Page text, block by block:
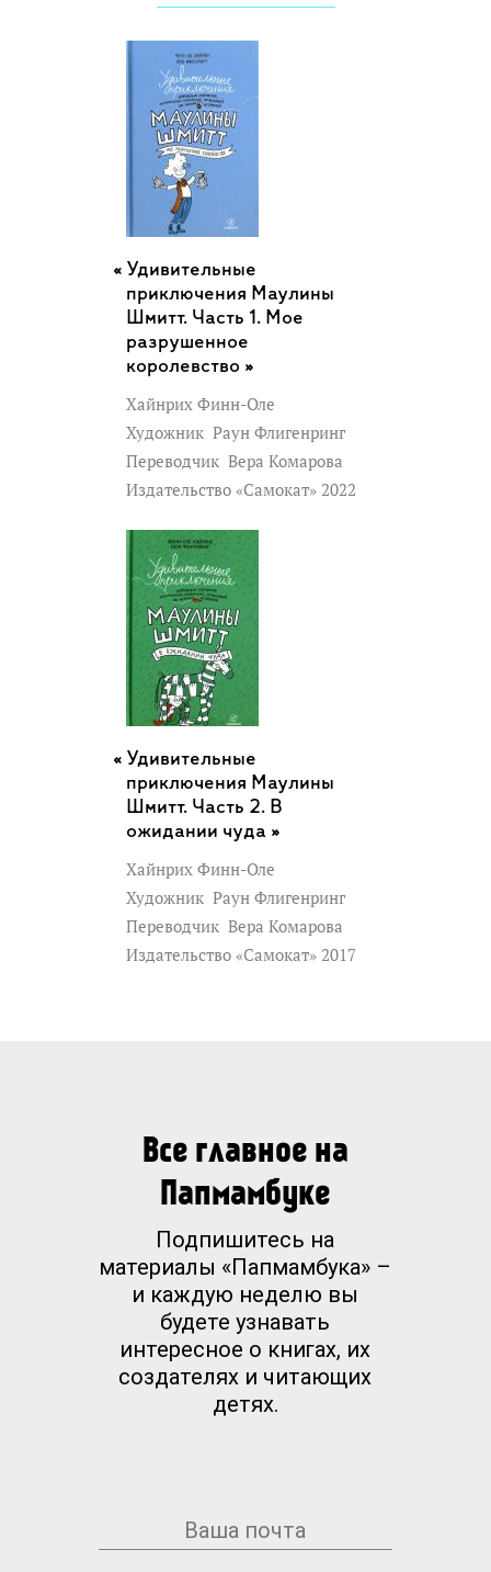
Удивительные
приключения Маулины
Шмитт. Часть 1. Мое
разрушенное
королевство »
Хайнрих Финн-Оле
Художник Раун Флигенринг
Переводчик Вера Комарова
Издательство «Самокат» 2022
Удивительные
приключения Маулины
Шмитт. Часть 2. В
ожидании чуда »
Хайнрих Финн-Оле
Художник Раун Флигенринг
Переводчик Вера Комарова
Издательство «Самокат» 2017
Все главное на
Папмамбуке
Подпишитесь на
материалы «Папмамбука» –
и каждую неделю вы
будете узнавать
интересное о книгах, их
создателях и читающих
детях.